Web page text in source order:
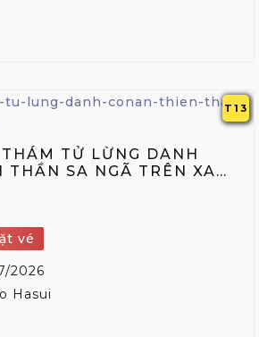
T13
TỬ LỪNG DANH
THẦN SA NGÃ TRÊN XA
vé
2026
Hasui